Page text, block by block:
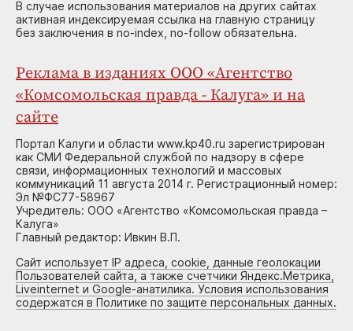
В случае использования материалов на других сайтах
активная индексируемая ссылка на главную страницу
без заключения в no-index, no-follow обязательна.
Реклама в изданиях ООО «Агентство
«Комсомольская правда - Калуга» и на
сайте
Портал Калуги и области www.kp40.ru зарегистрирован
как СМИ Федеральной службой по надзору в сфере
связи, информационных технологий и массовых
коммуникаций 11 августа 2014 г. Регистрационный номер:
Эл №ФС77-58967
Учредитель: ООО «Агентство «Комсомольская правда –
Калуга»
Главный редактор: Ивкин В.П.
Сайт использует IP адреса, cookie, данные геолокации
Пользователей сайта, а также счетчики Яндекс.Метрика,
Liveinternet и Google-анатилика. Условия использования
содержатся в Политике по защите персональных данных.